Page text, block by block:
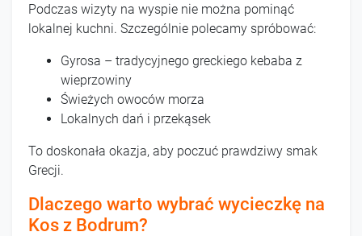
Podczas wizyty na wyspie nie można pominąć
lokalnej kuchni. Szczególnie polecamy spróbować:
Gyrosa – tradycyjnego greckiego kebaba z
wieprzowiny
Świeżych owoców morza
Lokalnych dań i przekąsek
To doskonała okazja, aby poczuć prawdziwy smak
Grecji.
Dlaczego warto wybrać wycieczkę na
Kos z Bodrum?